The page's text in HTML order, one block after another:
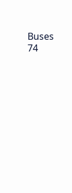
Buses
74